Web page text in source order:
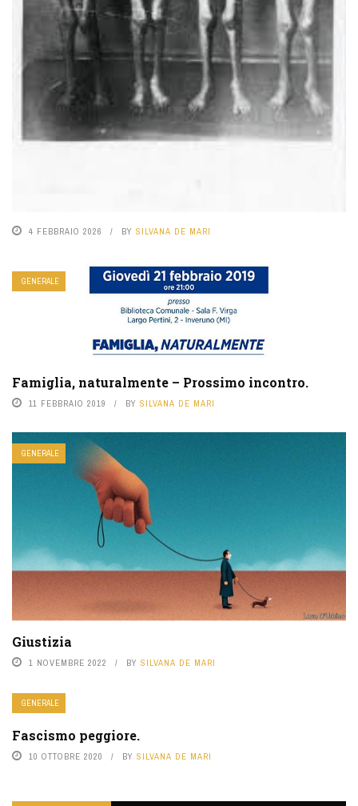
4 FEBBRAIO 2026 BY SILVANA DE MARI
GENERALE
Famiglia, naturalmente – Prossimo incontro.
11 FEBBRAIO 2019 BY SILVANA DE MARI
GENERALE
Giustizia
1 NOVEMBRE 2022 BY SILVANA DE MARI
GENERALE
Fascismo peggiore.
10 OTTOBRE 2020 BY SILVANA DE MARI